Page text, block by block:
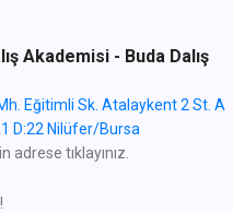
Akademisi - Buda Dalış
Eğitimli Sk. Atalaykent 2 St. A
D:22 Nilüfer/Bursa
adrese tıklayınız.